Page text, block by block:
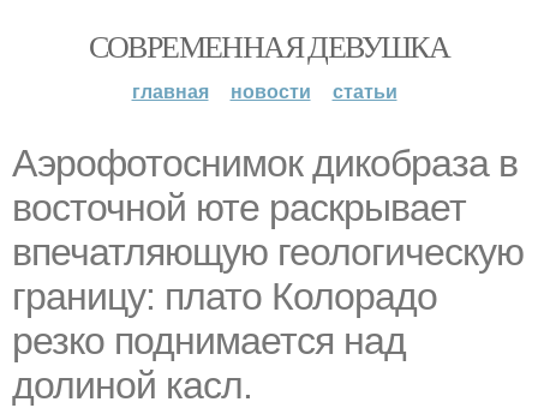
СОВРЕМЕННАЯ ДЕВУШКА
главная новости статьи
Аэрофотоснимок дикобpaза в
восточной юте раскрывает
впечатляющую геологическую
границу: плато Колорадо
резко поднимается над
долиной касл.